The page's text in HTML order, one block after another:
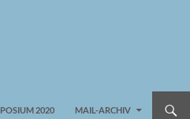
2020 MAIL-ARCHIV